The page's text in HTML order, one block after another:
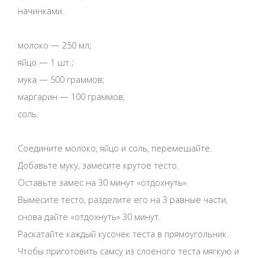
начинками.
молоко — 250 мл;
яйцо — 1 шт.;
мука — 500 граммов;
маргарин — 100 граммов;
соль.
Соедините молоко, яйцо и соль, перемешайте.
Добавьте муку, замесите крутое тесто.
Оставьте замес на 30 минут «отдохнуть».
Вымесите тесто, разделите его на 3 равные части,
снова дайте «отдохнуть» 30 минут.
Раскатайте каждый кусочек теста в прямоугольник.
Чтобы приготовить самсу из слоеного теста мягкую и